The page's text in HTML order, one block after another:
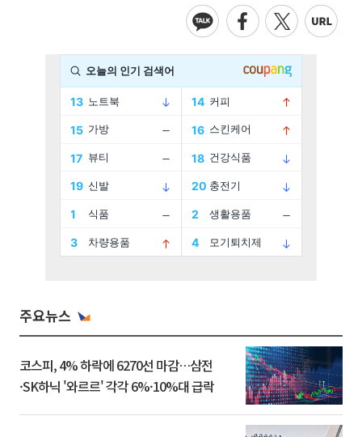
주요뉴스
코스피, 4% 하락에 6270선 마감…삼전
·SK하닉 '와르르' 각각 6%·10%대 급락